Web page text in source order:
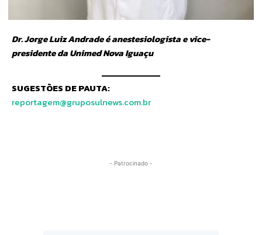
Dr. Jorge Luiz Andrade é anestesiologista e vice-
presidente da Unimed Nova Iguaçu
SUGESTÕES DE PAUTA:
reportagem@gruposulnews.com.br
- Patrocinado -